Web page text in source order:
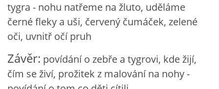
VÝTVARNÉ AKTIVITY - JARO
VÝTVARNÉ AKTIVITY - PODZIM
tygra - nohu natřeme na žluto, uděláme
černé fleky a uši, červený čumáček, zelené
oči, uvnitř očí pruh
Závěr: povídání o zebře a tygrovi, kde žijí,
čím se živí, prožitek z malování na nohy -